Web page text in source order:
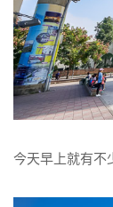
今天早上就有不